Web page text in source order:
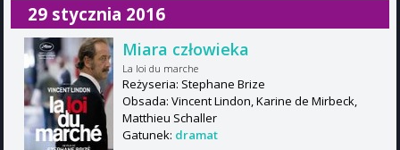
29 stycznia 2016
Miara człowieka
La loi du marche
Reżyseria: Stephane Brize
Obsada: Vincent Lindon, Karine de Mirbeck,
Matthieu Schaller
Gatunek: dramat